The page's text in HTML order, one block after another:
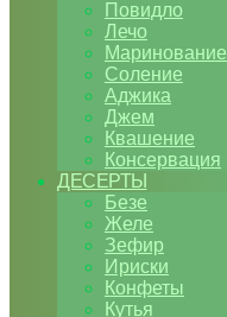
Повидло
Лечо
Маринование
Соление
Аджика
Джем
Квашение
Консервация
ДЕСЕРТЫ
Безе
Желе
Зефир
Ириски
Конфеты
Кутья